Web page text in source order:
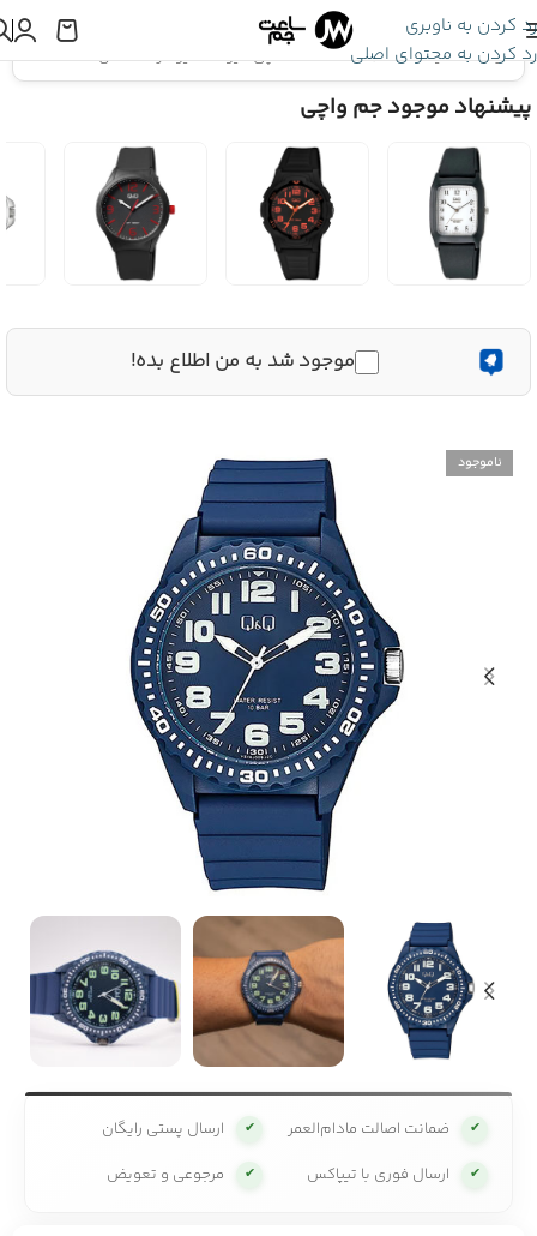
رد کردن به ناوبری
رد کردن به محتوای اصلی
اینجا هستید:ساعت Q&Q »ساعت مچی کیو اند کیو مردانه اصل VS16J009Y
پیشنهاد موجود جم واچی
موجود شد به من اطلاع بده!
ناموجود
✔ ضمانت اصالت مادام‌العمر ✔ ارسال پستی رایگان
✔ ارسال فوری با تیپاکس ✔ مرجوعی و تعویض